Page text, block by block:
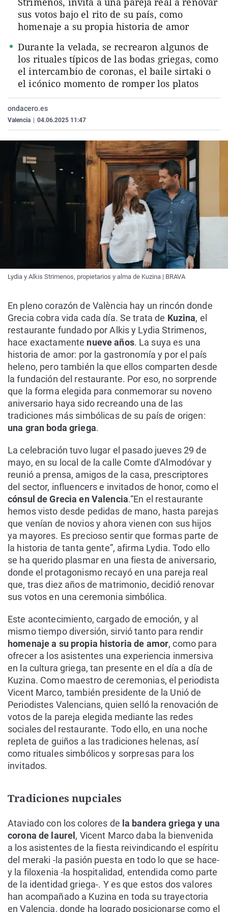
La rosa de los vientos
Gente viajera
Como el perro y el
Caso
Retornados
Equipo de
Operación Viuda
Extremadura
Galicia
La Rioja
Navarra
País Vasco
Virales
Televisión
Elecciones
sus votos bajo el rito de su país, como
homenaje a su propia historia de amor
Durante la velada, se recrearon algunos de
los rituales típicos de las bodas griegas, como
el intercambio de coronas, el baile sirtaki o
el icónico momento de romper los platos
ondacero.es
Valencia 04.06.2025 11:47
Lydia y Alkis Strimenos, propietarios y alma de Kuzina | BRAVA
En pleno corazón de València hay un rincón donde
Grecia cobra vida cada día. Se trata de Kuzina, el
restaurante fundado por Alkis y Lydia Strimenos,
hace exactamente nueve años. La suya es una
historia de amor: por la gastronomía y por el país
heleno, pero también la que ellos comparten desde
la fundación del restaurante. Por eso, no sorprende
que la forma elegida para conmemorar su noveno
aniversario haya sido recreando una de las
tradiciones más simbólicas de su país de origen:
una gran boda griega.
La celebración tuvo lugar el pasado jueves 29 de
mayo, en su local de la calle Comte d'Almodóvar y
reunió a prensa, amigos de la casa, prescriptores
del sector, influencers e invitados de honor, como el
cónsul de Grecia en Valencia.“En el restaurante
hemos visto desde pedidas de mano, hasta parejas
que venían de novios y ahora vienen con sus hijos
ya mayores. Es precioso sentir que formas parte de
la historia de tanta gente”, afirma Lydia. Todo ello
se ha querido plasmar en una fiesta de aniversario,
donde el protagonismo recayó en una pareja real
que, tras diez años de matrimonio, decidió renovar
sus votos en una ceremonia simbólica.
Este acontecimiento, cargado de emoción, y al
mismo tiempo diversión, sirvió tanto para rendir
homenaje a su propia historia de amor, como para
ofrecer a los asistentes una experiencia inmersiva
en la cultura griega, tan presente en el día a día de
Kuzina. Como maestro de ceremonias, el periodista
Vicent Marco, también presidente de la Unió de
Periodistes Valencians, quien selló la renovación de
votos de la pareja elegida mediante las redes
sociales del restaurante. Todo ello, en una noche
repleta de guiños a las tradiciones helenas, así
como rituales simbólicos y sorpresas para los
invitados.
Tradiciones nupciales
Ataviado con los colores de la bandera griega y una
corona de laurel , Vicent Marco daba la bienvenida
a los asistentes de la fiesta reivindicando el espíritu
del meraki -la pasión puesta en todo lo que se hace-
y la filoxenia -la hospitalidad, entendida como parte
de la identidad griega-. Y es que estos dos valores
han acompañado a Kuzina en toda su trayectoria
en Valencia, donde ha logrado posicionarse como el